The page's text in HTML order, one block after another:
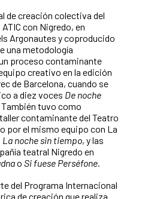
de creación colectiva del
con Nigredo, en
Argonautes y coproducido
una metodología
proceso contaminante
creativo en la edición
de Barcelona, cuando se
a diez voces De noche
También tuvo como
contaminante del Teatro
por el mismo equipo con La
La noche sin tiempo, y las
teatral Nigredo en
o Si fuese Perséfone.
del Programa Internacional
de creación que realiza